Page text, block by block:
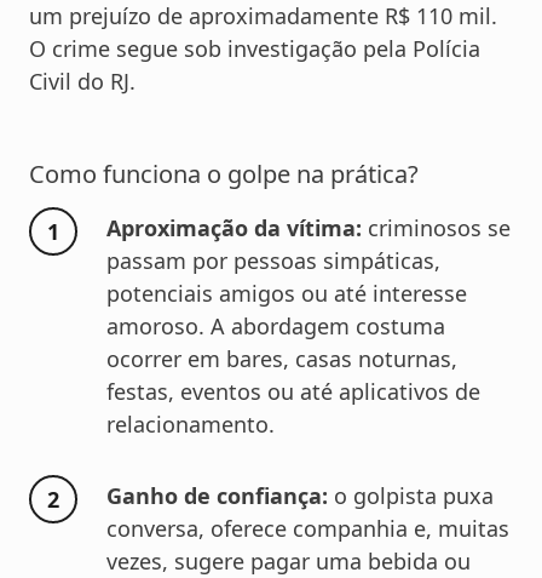
um prejuízo de aproximadamente R$ 110 mil.
O crime segue sob investigação pela Polícia
Civil do RJ.
Como funciona o golpe na prática?
Aproximação da vítima: criminosos se
passam por pessoas simpáticas,
potenciais amigos ou até interesse
amoroso. A abordagem costuma
ocorrer em bares, casas noturnas,
festas, eventos ou até aplicativos de
relacionamento.
Ganho de confiança: o golpista puxa
conversa, oferece companhia e, muitas
vezes, sugere pagar uma bebida ou